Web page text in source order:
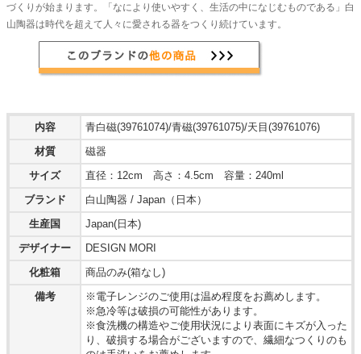
づくりが始まります。「なにより使いやすく、生活の中になじむものである」白
山陶器は時代を超えて人々に愛される器をつくり続けています。
内容
青白磁(39761074)/青磁(39761075)/天目(39761076)
材質
磁器
サイズ
直径：12cm 高さ：4.5cm 容量：240ml
ブランド
白山陶器 / Japan（日本）
生産国
Japan(日本)
デザイナー
DESIGN MORI
化粧箱
商品のみ(箱なし)
備考
※電子レンジのご使用は温め程度をお薦めします。
※急冷等は破損の可能性があります。
※食洗機の構造やご使用状況により表面にキズが入った
り、破損する場合がございますので、繊細なつくりのも